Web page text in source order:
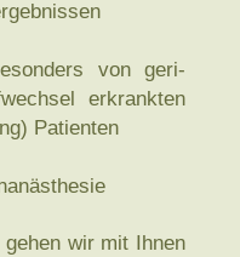
von geri­
erkrankten
Patienten
wir mit Ihnen